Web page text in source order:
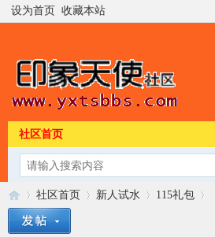
设为首页 收藏本站
社区首页
社区首页 新人试水 115礼包